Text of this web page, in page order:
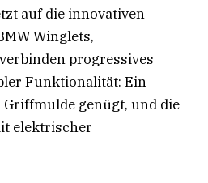
auf die innovativen
Winglets,
progressives
Funktionalität: Ein
genügt, und die
elektrischer